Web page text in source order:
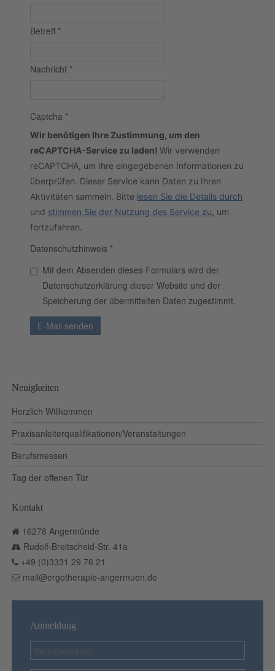
Betreff*
Nachricht*
Captcha*
Wir benötigen Ihre Zustimmung, um den
reCAPTCHA-Service zu laden! Wir verwenden
reCAPTCHA, um Ihre eingegebenen Informationen zu
überprüfen. Dieser Service kann Daten zu Ihren
Aktivitäten sammeln. Bitte lesen Sie die Details durch
und stimmen Sie der Nutzung des Service zu , um
fortzufahren.
Datenschutzhinweis*
Mit dem Absenden dieses Formulars wird der
Datenschutzerklärung dieser Website und der
Speicherung der übermittelten Daten zugestimmt.
E-Mail senden
Neuigkeiten
Herzlich Willkommen
Praxisanleiterqualifikationen/Veranstaltungen
Berufsmessen
Tag der offenen Tür
Kontakt
16278 Angermünde
Rudolf-Breitscheid-Str. 41a
+49 (0)3331 29 76 21
mail@ergotherapie-angermuen.de
Anmeldung